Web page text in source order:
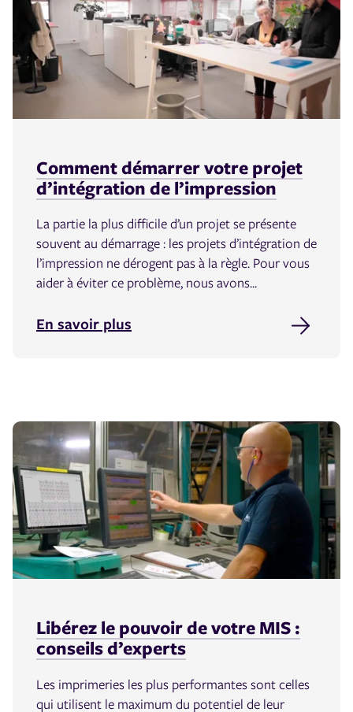
Comment démarrer votre projet
d’intégration de l’impression
La partie la plus difficile d’un projet se présente
souvent au démarrage : les projets d’intégration de
l’impression ne dérogent pas à la règle. Pour vous
aider à éviter ce problème, nous avons...
En savoir plus
Libérez le pouvoir de votre MIS :
conseils d’experts
Les imprimeries les plus performantes sont celles
qui utilisent le maximum du potentiel de leur